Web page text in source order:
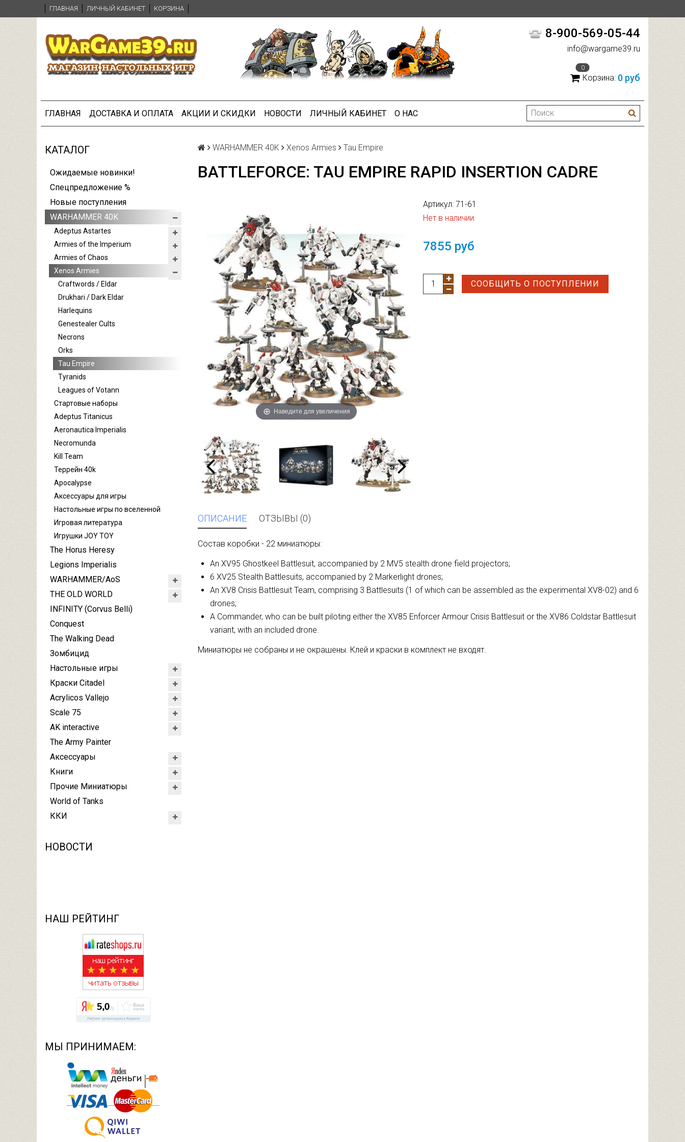
ГЛАВНАЯ ЛИЧНЫЙ КАБИНЕТ КОРЗИНА
8-900-569-05-44
info@wargame39.ru
0
Корзина: 0 руб
ГЛАВНАЯ ДОСТАВКА И ОПЛАТА АКЦИИ И СКИДКИ НОВОСТИ ЛИЧНЫЙ КАБИНЕТ О НАС
КАТАЛОГ
Ожидаемые новинки!
Спецпредложение %
Новые поступления
WARHAMMER 40K
Adeptus Astartes
Armies of the Imperium
Armies of Chaos
Xenos Armies
Craftwords / Eldar
Drukhari / Dark Eldar
Harlequins
Genestealer Cults
Necrons
Orks
Tau Empire
Tyranids
Leagues of Votann
Стартовые наборы
Adeptus Titanicus
Aeronautica Imperialis
Necromunda
Kill Team
Террейн 40k
Apocalypse
Аксессуары для игры
Настольные игры по вселенной
Игровая литература
Игрушки JOY TOY
The Horus Heresy
Legions Imperialis
WARHAMMER/AoS
THE OLD WORLD
INFINITY (Corvus Belli)
Conquest
The Walking Dead
Зомбицид
Настольные игры
Краски Citadel
Acrylicos Vallejo
Scale 75
AK interactive
The Army Painter
Аксессуары
Книги
Прочие Миниатюры
World of Tanks
ККИ
НОВОСТИ
НАШ РЕЙТИНГ
МЫ ПРИНИМАЕМ:
WARHAMMER 40K Xenos Armies Tau Empire
BATTLEFORCE: TAU EMPIRE RAPID INSERTION CADRE
Наведите для увеличения
Артикул: 71-61
Нет в наличии
7855 руб
СООБЩИТЬ О ПОСТУПЛЕНИИ
ОПИСАНИЕ ОТЗЫВЫ (0)
Состав коробки - 22 миниатюры:
An XV95 Ghostkeel Battlesuit, accompanied by 2 MV5 stealth drone field projectors;
6 XV25 Stealth Battlesuits, accompanied by 2 Markerlight drones;
An XV8 Crisis Battlesuit Team, comprising 3 Battlesuits (1 of which can be assembled as the experimental XV8-02) and 6
drones;
A Commander, who can be built piloting either the XV85 Enforcer Armour Crisis Battlesuit or the XV86 Coldstar Battlesuit
variant, with an included drone.
Миниатюры не собраны и не окрашены. Клей и краски в комплект не входят.